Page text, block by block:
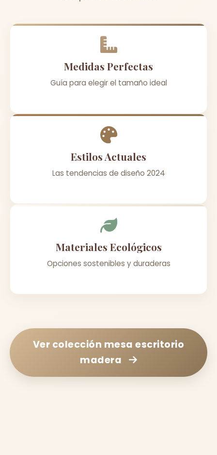
Medidas Perfectas
Guía para elegir el tamaño ideal
Estilos Actuales
Las tendencias de diseño 2024
Materiales Ecológicos
Opciones sostenibles y duraderas
Ver colección mesa escritorio
madera